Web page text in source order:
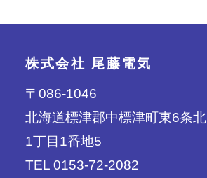
株式会社 尾藤電気
〒086-1046
北海道標津郡中標津町東6条北
1丁目1番地5
TEL 0153-72-2082